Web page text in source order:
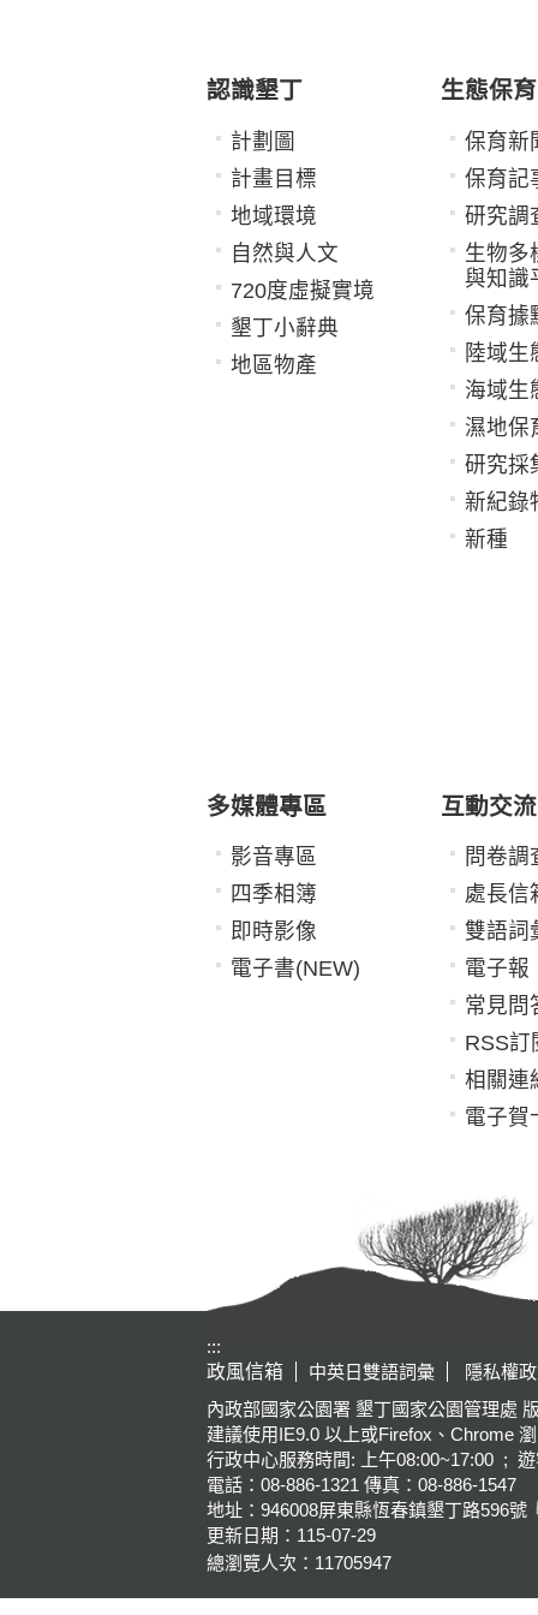
認識墾丁
計劃圖
計畫目標
地域環境
自然與人文
720度虛擬實境
墾丁小辭典
地區物產
生態保育
保育新
保育記
研究調
生物多
與知識
保育據
陸域生
海域生
濕地保
研究採
新紀錄
新種
多媒體專區
影音專區
四季相簿
即時影像
電子書(NEW)
互動交流
問卷調
處長信
雙語詞
電子報
常見問
RSS訂
相關連
電子賀
:::
政風信箱
中英日雙語詞彙
隱私權
內政部國家公園署 墾丁國家公園管理處
建議使用IE9.0 以上或Firefox、Chrome
行政中心服務時間: 上午08:00~17:00 ;
電話：08-886-1321 傳真：08-886-1547
地址：946008屏東縣恆春鎮墾丁路596號
更新日期： 115-07-29
總瀏覽人次： 11705947